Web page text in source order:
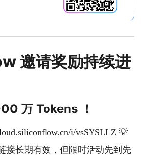
邀请奖励持续进
万 Tokens ！
i/vsSYSLLZ 💡
接长期有效，但限时活动先到先